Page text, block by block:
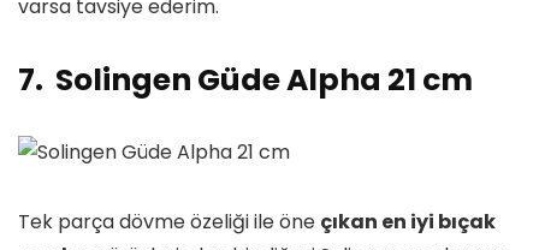
varsa tavsiye ederim.
7. Solingen Güde Alpha 21 cm
Tek parça dövme özeliği ile öne çıkan en iyi bıçak